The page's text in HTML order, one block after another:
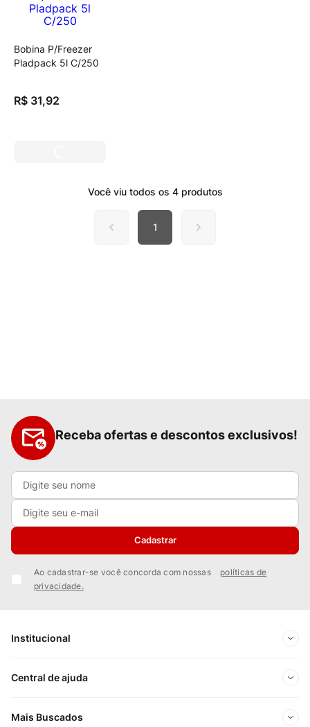
Bobina P/Freezer
Pladpack 5l C/250
R$ 31,92
Você viu todos os 4produtos
1
Receba ofertas e descontos exclusivos!
Cadastrar
Ao cadastrar-se você concorda com nossas
políticas de
privacidade.
Institucional
Sobre Nós
Central de ajuda
Minha conta
Mais Buscados